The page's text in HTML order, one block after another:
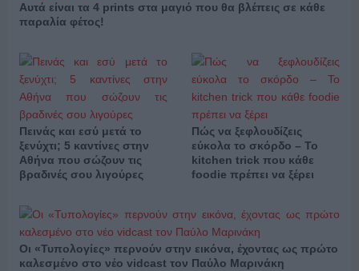
Αυτά είναι τα 4 prints στα μαγιό που θα βλέπεις σε κάθε
παραλία φέτος!
Πεινάς και εσύ μετά το
ξενύχτι; 5 καντίνες στην
Αθήνα που σώζουν τις
βραδινές σου λιγούρες
Πώς να ξεφλουδίζεις
εύκολα το σκόρδο – Το
kitchen trick που κάθε
foodie πρέπει να ξέρει
Οι «Τυπολογίες» περνούν στην εικόνα, έχοντας ως πρώτο
καλεσμένο στο νέο vidcast τον Παύλο Μαρινάκη